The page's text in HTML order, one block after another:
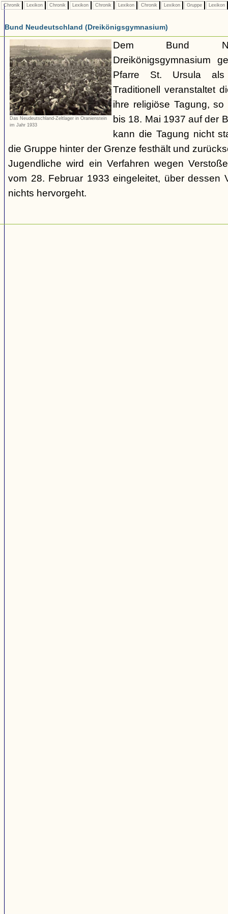
Chronik Lexikon Chronik Lexikon Chronik Lexikon Chronik Lexikon Gruppe Lexikon
Bund Neudeutschland (Dreikönigsgymnasium)
Das Neudeutschland-Zeltlager in Oranienstein
im Jahr 1933
Dem Bund
Dreikönigsgymnasium
Pfarre St. Ursula
Traditionell veranstaltet
ihre religiöse Tagung,
bis 18. Mai 1937 auf der
kann die Tagung nicht
die Gruppe hinter der Grenze festhält und
Jugendliche wird ein Verfahren wegen
vom 28. Februar 1933 eingeleitet, über dessen
nichts hervorgeht.